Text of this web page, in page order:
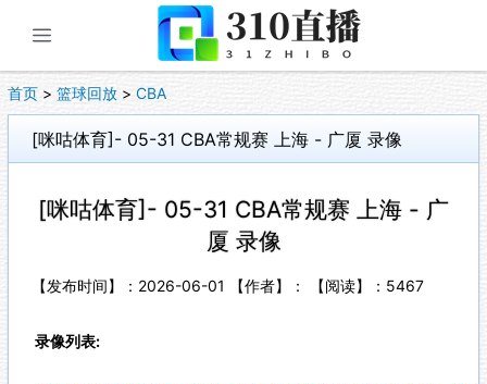
首页 > 篮球回放 > CBA
[咪咕体育]- 05-31 CBA常规赛 上海 - 广厦 录像
[咪咕体育]- 05-31 CBA常规赛 上海 - 广
厦 录像
【发布时间】：2026-06-01 【作者】： 【阅读】： 5467
录像列表: